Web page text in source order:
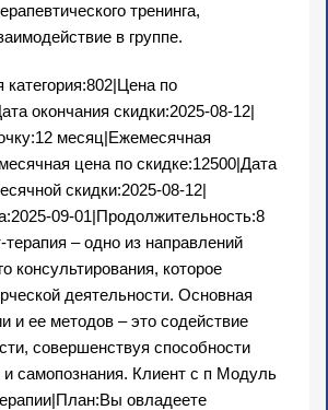
тренинга,
в группе.
категория:802|Цена по
окончания скидки:2025-08-12|
месяц|Ежемесячная
цена по скидке:12500|Дата
скидки:2025-08-12|
09-01|Продолжительность:8
– одно из направлений
консультирования, которое
деятельности. Основная
и ее методов – это содействие
совершенствуя способности
самопознания. Клиент с п Модуль
овладеете